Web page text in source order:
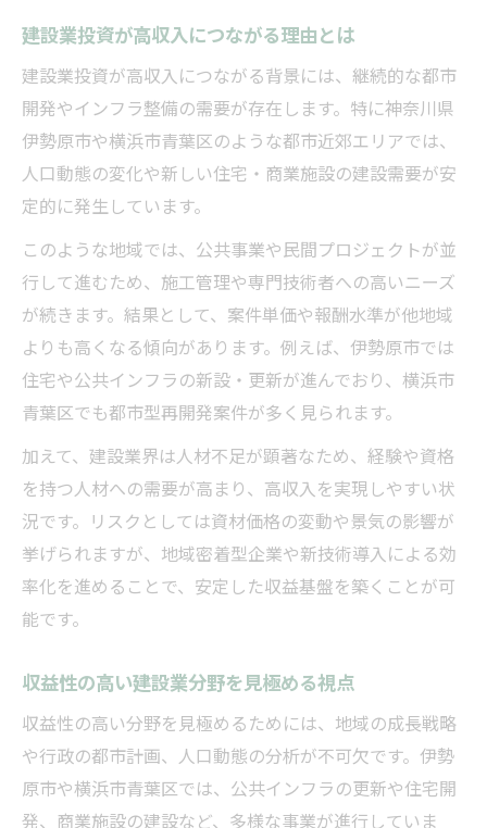
建設業投資が高収入につながる理由とは
建設業投資が高収入につながる背景には、継続的な都市
開発やインフラ整備の需要が存在します。特に神奈川県
伊勢原市や横浜市青葉区のような都市近郊エリアでは、
人口動態の変化や新しい住宅・商業施設の建設需要が安
定的に発生しています。
このような地域では、公共事業や民間プロジェクトが並
行して進むため、施工管理や専門技術者への高いニーズ
が続きます。結果として、案件単価や報酬水準が他地域
よりも高くなる傾向があります。例えば、伊勢原市では
住宅や公共インフラの新設・更新が進んでおり、横浜市
青葉区でも都市型再開発案件が多く見られます。
加えて、建設業界は人材不足が顕著なため、経験や資格
を持つ人材への需要が高まり、高収入を実現しやすい状
況です。リスクとしては資材価格の変動や景気の影響が
挙げられますが、地域密着型企業や新技術導入による効
率化を進めることで、安定した収益基盤を築くことが可
能です。
収益性の高い建設業分野を見極める視点
収益性の高い分野を見極めるためには、地域の成長戦略
や行政の都市計画、人口動態の分析が不可欠です。伊勢
原市や横浜市青葉区では、公共インフラの更新や住宅開
発、商業施設の建設など、多様な事業が進行していま